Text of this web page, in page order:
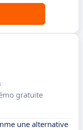
gratuite
une alternative